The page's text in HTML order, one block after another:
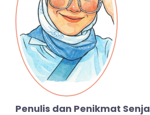
Penulis dan Penikmat Senja